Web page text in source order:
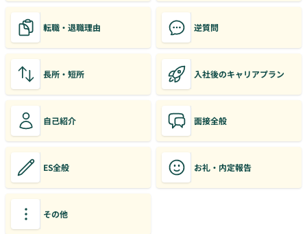
転職・退職理由 逆質問
長所・短所 入社後のキャリアプラン
自己紹介 面接全般
ES全般 お礼・内定報告
その他